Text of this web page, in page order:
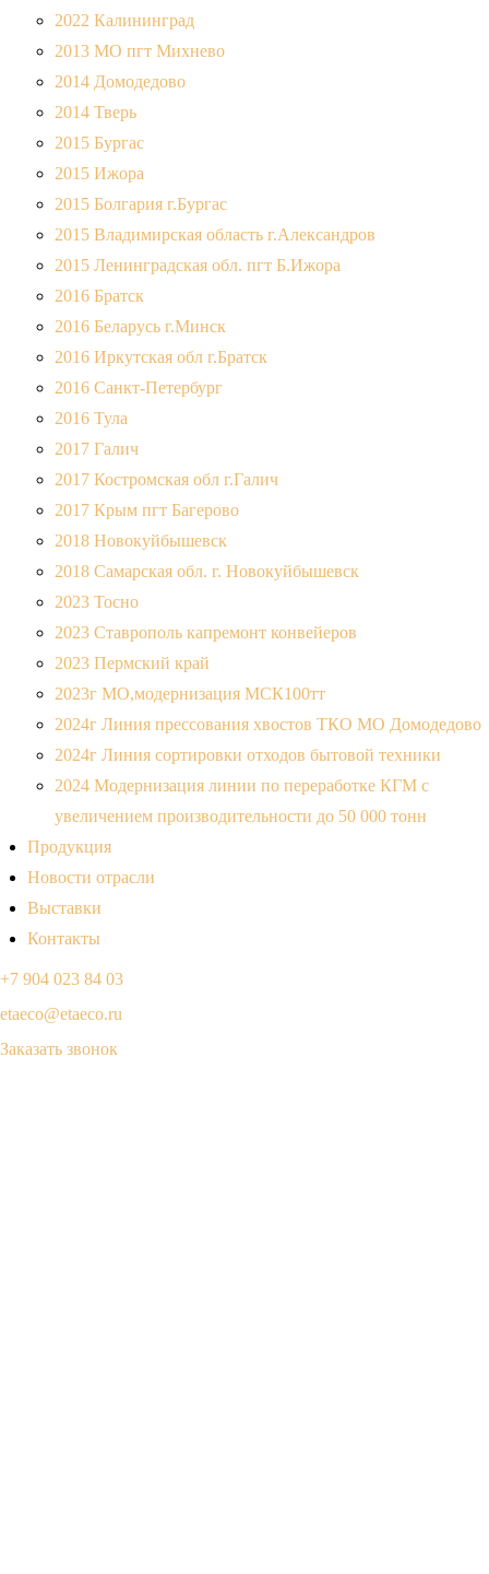
2022 Калининград
2013 МО пгт Михнево
2014 Домодедово
2014 Тверь
2015 Бургас
2015 Ижора
2015 Болгария г.Бургас
2015 Владимирская область г.Александров
2015 Ленинградская обл. пгт Б.Ижора
2016 Братск
2016 Беларусь г.Минск
2016 Иркутская обл г.Братск
2016 Санкт-Петербург
2016 Тула
2017 Галич
2017 Костромская обл г.Галич
2017 Крым пгт Багерово
2018 Новокуйбышевск
2018 Самарская обл. г. Новокуйбышевск
2023 Тосно
2023 Ставрополь капремонт конвейеров
2023 Пермский край
2023г МО,модернизация МСК100тт
2024г Линия прессования хвостов ТКО МО Домодедово
2024г Линия сортировки отходов бытовой техники
2024 Модернизация линии по переработке КГМ с
увеличением производительности до 50 000 тонн
Продукция
Новости отрасли
Выставки
Контакты
+7 904 023 84 03
etaeco@etaeco.ru
Заказать звонок